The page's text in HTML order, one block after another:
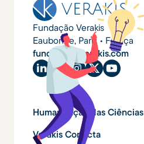
Fundação Verakis
Eaubonne, Paris • França
fundacao@verakis.com
Humanização das Ciências
Verakis Conecta